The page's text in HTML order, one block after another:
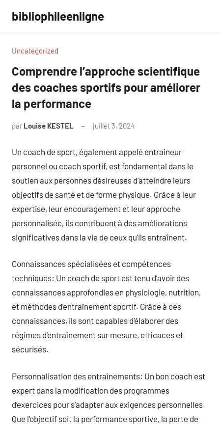
contenu
bibliophileenligne
Uncategorized
Comprendre l’approche scientifique
des coaches sportifs pour améliorer
la performance
par Louise KESTEL juillet 3, 2024
Un coach de sport, également appelé entraîneur
personnel ou coach sportif, est fondamental dans le
soutien aux personnes désireuses d’atteindre leurs
objectifs de santé et de forme physique. Grâce à leur
expertise, leur encouragement et leur approche
personnalisée, ils contribuent à des améliorations
significatives dans la vie de ceux qu’ils entraînent.
Connaissances spécialisées et compétences
techniques: Un coach de sport est tenu d’avoir des
connaissances approfondies en physiologie, nutrition,
et méthodes d’entraînement sportif. Grâce à ces
connaissances, ils sont capables d’élaborer des
régimes d’entraînement sur mesure, efficaces et
sécurisés.
Personnalisation des entraînements: Un bon coach est
expert dans la modification des programmes
d’exercices pour s’adapter aux exigences personnelles.
Que l’objectif soit la performance sportive, la perte de